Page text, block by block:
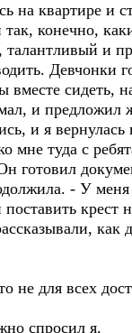
на квартире
конечно,
и
сидеть,
и
и я
мне туда с
готовил
- У
как
не для всех
спросил я.